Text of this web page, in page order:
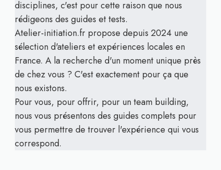
disciplines, c'est pour cette raison que nous
rédigeons des guides et tests.
Atelier-initiation.fr propose depuis 2024 une
sélection d'ateliers et expériences locales en
France. A la recherche d'un moment unique près
de chez vous ? C'est exactement pour ça que
nous existons.
Pour vous, pour offrir, pour un team building,
nous vous présentons des guides complets pour
vous permettre de trouver l'expérience qui vous
correspond.